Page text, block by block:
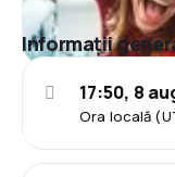
Informații
Ora locală
17:50, 8